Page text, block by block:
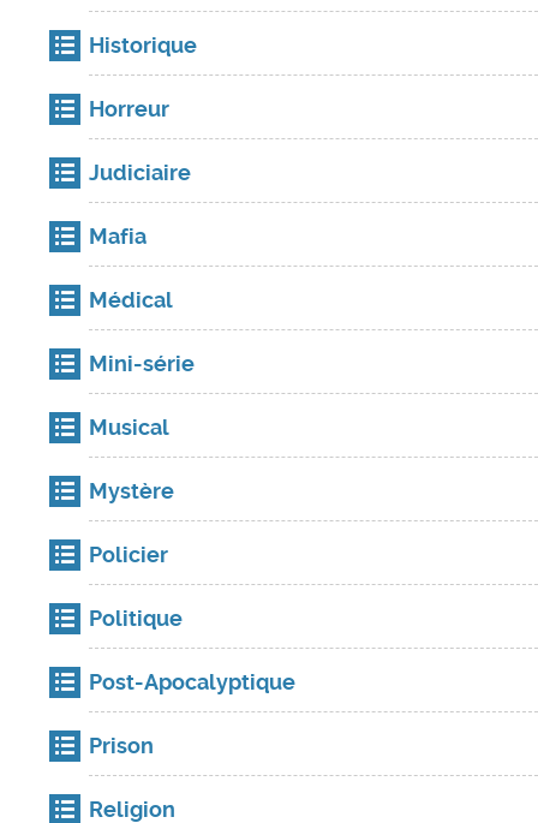
Historique
Horreur
Judiciaire
Mafia
Médical
Mini-série
Musical
Mystère
Policier
Politique
Post-Apocalyptique
Prison
Religion